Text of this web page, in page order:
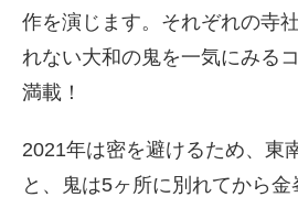
作を演じます。それぞれの寺
れない大和の鬼を一気にみる
満載！
2021年は密を避けるため、東
と、鬼は5ヶ所に別れてから